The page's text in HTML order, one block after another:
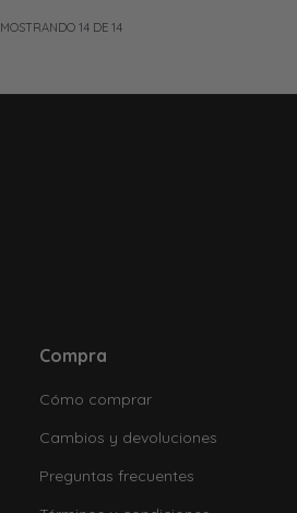
MOSTRANDO14 DE14
Compra
Cómo comprar
Cambios y devoluciones
Preguntas frecuentes